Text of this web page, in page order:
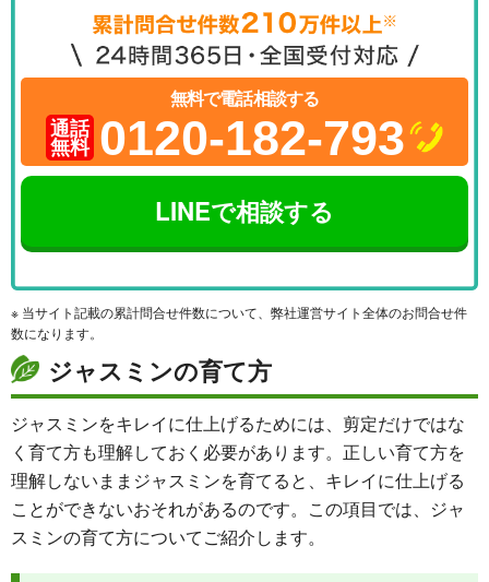
無料で電話相談する
通話
無料 0120-182-793
LINEで相談する
※ 当サイト記載の累計問合せ件数について、弊社運営サイト全体のお問合せ件
数になります。
ジャスミンの育て方
ジャスミンをキレイに仕上げるためには、剪定だけではな
く育て方も理解しておく必要があります。正しい育て方を
理解しないままジャスミンを育てると、キレイに仕上げる
ことができないおそれがあるのです。この項目では、ジャ
スミンの育て方についてご紹介します。